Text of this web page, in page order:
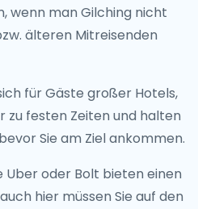
wenn man Gilching nicht
älteren Mitreisenden
für Gäste großer Hotels,
zu festen Zeiten und halten
Sie am Ziel ankommen.
Uber oder Bolt bieten einen
hier müssen Sie auf den